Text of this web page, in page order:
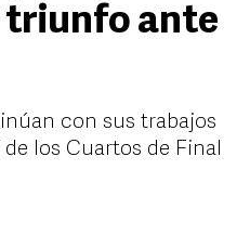
triunfo ante
con sus trabajos
de los Cuartos de Final